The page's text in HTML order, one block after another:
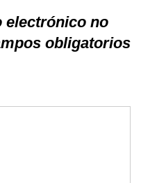
electrónico no
obligatorios